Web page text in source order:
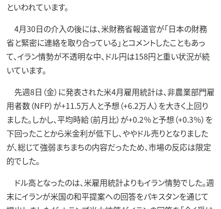
といわれています。
4月30日の介入の後には、米財務省報道官が「日本の財務
省と緊密に連絡を取り合っている」とコメントしたこともあっ
て、イラン情勢が不透明な中、ドル円は158円と重い状況が続
いています。
先週8日（金）に発表された米4月雇用統計は、非農業部門雇
用者数（NFP）が+11.5万人と予想（+6.2万人）を大きく上回り
ました。しかし、平均時給（前月比）が+0.2％と予想（+0.3％）を
下回ったことから米金利が低下し、ややドル売りとなりました
が、総じて強弱まちまちの内容だったため、市場の反応は限定
的でした。
ドル高となったのは、米雇用統計よりもイラン情勢でした。週
末にイランが米国の和平提案への回答をパキスタンを通じて